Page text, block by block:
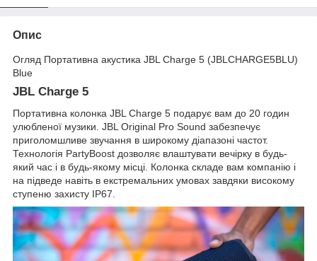
Опис
Огляд Портативна акустика JBL Charge 5 (JBLCHARGE5BLU)
Blue
JBL Charge 5
Портативна колонка JBL Charge 5 подарує вам до 20 годин
улюбленої музики. JBL Original Pro Sound забезпечує
приголомшливе звучання в широкому діапазоні частот.
Технологія PartyBoost дозволяє влаштувати вечірку в будь-
який час і в будь-якому місці. Колонка складе вам компанію і
на підведе навіть в екстремальних умовах завдяки високому
ступеню захисту IP67.